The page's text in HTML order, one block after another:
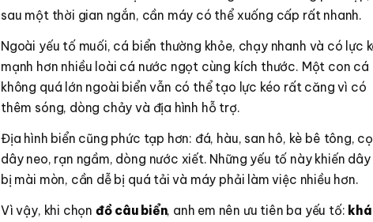
sau một thời gian ngắn, cần máy có thể xuống cấp rất nhanh.
Ngoài yếu tố muối, cá biển thường khỏe, chạy nhanh và có lực
mạnh hơn nhiều loài cá nước ngọt cùng kích thước. Một con cá
không quá lớn ngoài biển vẫn có thể tạo lực kéo rất căng vì có
thêm sóng, dòng chảy và địa hình hỗ trợ.
Địa hình biển cũng phức tạp hơn: đá, hàu, san hô, kè bê tông,
dây neo, rạn ngầm, dòng nước xiết. Những yếu tố này khiến dây
bị mài mòn, cần dễ bị quá tải và máy phải làm việc nhiều hơn.
Vì vậy, khi chọn đồ câu biển, anh em nên ưu tiên ba yếu tố: